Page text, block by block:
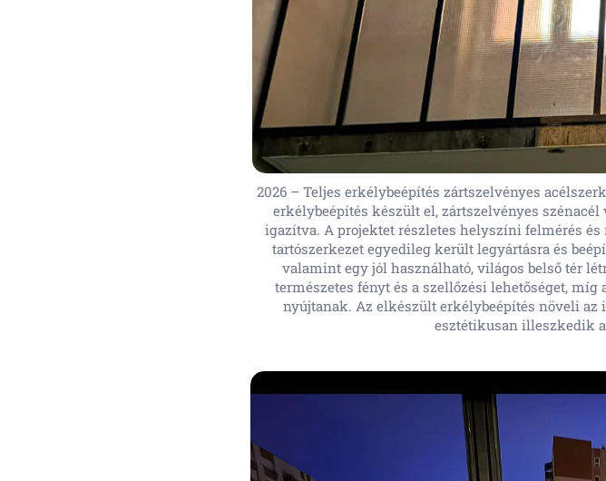
2026 – Teljes erkélybeépítés zártszelvényes
erkélybeépítés készült el, zártszelvényes
igazítva. A projektet részletes helyszíni felmérés
tartószerkezet egyedileg került legyártásra és
valamint egy jól használható, világos belső tér
természetes fényt és a szellőzési lehetőséget,
nyújtanak. Az elkészült erkélybeépítés növeli
esztétikusan illeszkedik